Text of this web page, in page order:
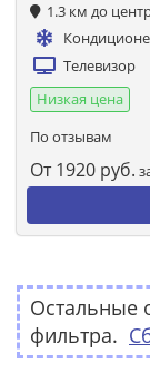
1.3 км до
Телевизор
Низкая цена
По отзывам
От 1920 руб.
Остальные
фильтра.